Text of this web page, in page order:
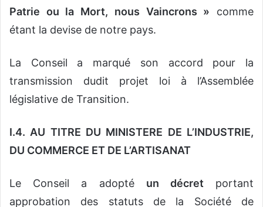
Patrie ou la Mort, nous Vaincrons » comme
étant la devise de notre pays.
La Conseil a marqué son accord pour la
transmission dudit projet loi à l’Assemblée
législative de Transition.
I.4. AU TITRE DU MINISTERE DE L’INDUSTRIE,
DU COMMERCE ET DE L’ARTISANAT
Le Conseil a adopté un décret portant
approbation des statuts de la Société de